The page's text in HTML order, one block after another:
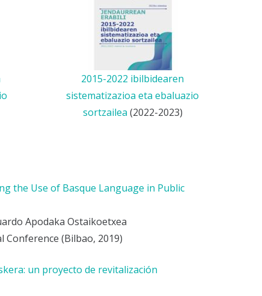
2015-2022 ibilbidearen
sistematizazioa eta ebaluazio
sortzailea (2022-2023)
the Use of Basque Language in Public
Apodaka Ostaikoetxea
(Bilbao, 2019)
un proyecto de revitalización